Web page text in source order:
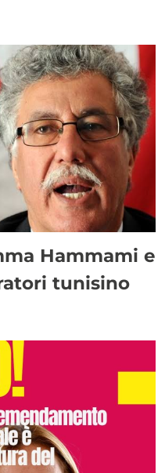
Hammami e
tunisino